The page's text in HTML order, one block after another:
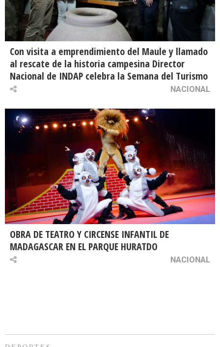
Con visita a emprendimiento del Maule y llamado
al rescate de la historia campesina Director
Nacional de INDAP celebra la Semana del Turismo
NACIONAL
OBRA DE TEATRO Y CIRCENSE INFANTIL DE
MADAGASCAR EN EL PARQUE HURATDO
NACIONAL